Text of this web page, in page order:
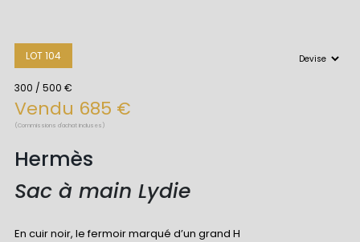
LOT 104
300 / 500 €
Vendu 685 €
(Commissions d'achat incluses)
Hermès
Sac à main Lydie
En cuir noir, le fermoir marqué d’un grand H